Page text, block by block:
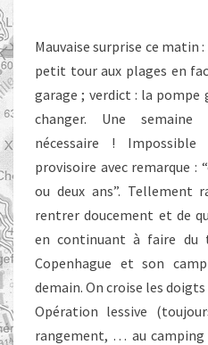
Mauvaise surprise ce matin
petit tour aux plages en
garage ; verdict : la
changer. Une semaine
nécessaire !
provisoire avec remarque :
ou deux ans”. Tellement
rentrer doucement et de
en continuant à faire du
Copenhague et son
demain. On croise les
Opération lessive
rangement, … au camping